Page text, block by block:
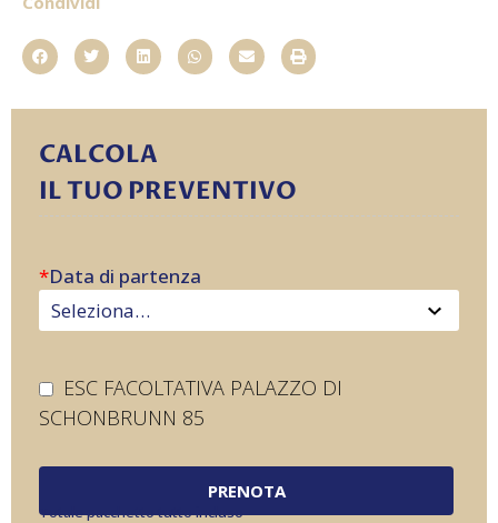
CALCOLA
IL TUO PREVENTIVO
*Data di partenza
ESC FACOLTATIVA PALAZZO DI
SCHONBRUNN 85
PRENOTA
Totale pacchetto tutto incluso